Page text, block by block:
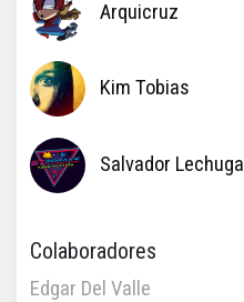
Arquicruz
Kim Tobias
Salvador Lechuga
Colaboradores
Edgar Del Valle